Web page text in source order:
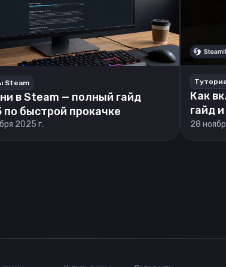
Steam
в Steam — полный гайд
по быстрой прокачке
2025 г.
Как
гайд
28